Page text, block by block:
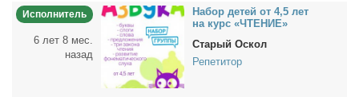
Исполнитель
6 лет 8 мес.
назад
На­бор де­тей от 4,5 лет
на курс «ЧТЕНИЕ»
Старый Оскол
Репетитор